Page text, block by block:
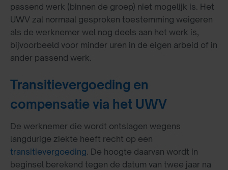
passend werk (binnen de groep) niet mogelijk is. Het
UWV zal normaal gesproken toestemming weigeren
als de werknemer wel nog deels aan het werk is,
bijvoorbeeld voor minder uren in de eigen arbeid of in
ander passend werk.
Transitievergoeding en
compensatie via het UWV
De werknemer die wordt ontslagen wegens
langdurige ziekte heeft recht op een
transitievergoeding. De hoogte daarvan wordt in
beginsel berekend tegen de datum van twee jaar na